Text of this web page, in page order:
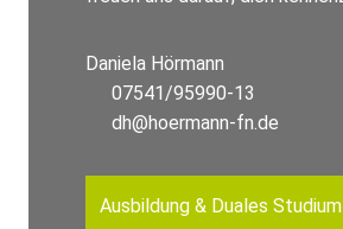
Daniela Hörmann
07541/95990-13
dh@hoermann-fn.de
Ausbildung & Duales Studium